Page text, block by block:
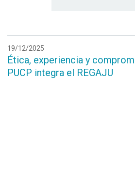
19/12/2025
Ética, experiencia y
PUCP integra el REGAJU